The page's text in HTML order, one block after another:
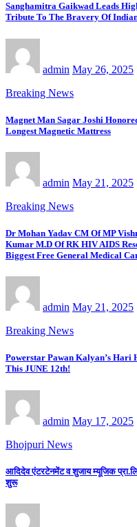
Sanghamitra Gaikwad Leads
Tribute To The Bravery Of
admin May 26, 2025
Breaking News
Magnet Man Sagar Joshi
Longest Magnetic Mattress
admin May 21, 2025
Breaking News
Dr Mohan Yadav CM Of MP
Kumar M.D Of RK HIV AIDS
Biggest Free General Medical
admin May 21, 2025
Breaking News
Powerstar Pawan Kalyan’s Hari
This JUNE 12th!
admin May 17, 2025
Bhojpuri News
आदिदेव एंटरटेनमेंट व शुजाय म्यूजिक
शुरू